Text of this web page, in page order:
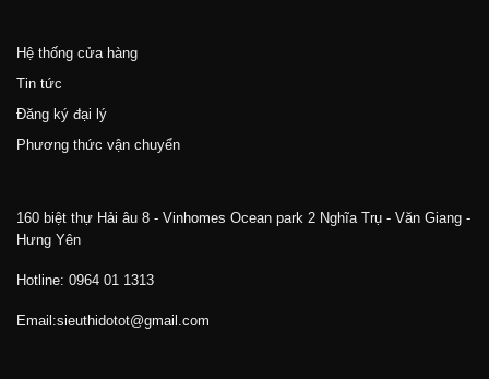
Hệ thống cửa hàng
Tin tức
Đăng ký đại lý
Phương thức vận chuyển
160 biệt thự Hải âu 8 - Vinhomes Ocean park 2 Nghĩa Trụ - Văn Giang -
Hưng Yên
Hotline: 0964 01 1313
Email:sieuthidotot@gmail.com